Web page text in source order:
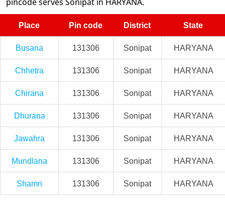
Place Pin code District State
Busana 131306 Sonipat HARYANA
Chhetra 131306 Sonipat HARYANA
Chirana 131306 Sonipat HARYANA
Dhurana 131306 Sonipat HARYANA
Jawahra 131306 Sonipat HARYANA
Mundlana 131306 Sonipat HARYANA
Shamri 131306 Sonipat HARYANA